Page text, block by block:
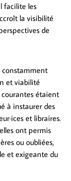
facilite les
la visibilité
de
constamment
et viabilité
courantes étaient
à instaurer des
et libraires.
ont permis
ou oubliées,
et exigeante du